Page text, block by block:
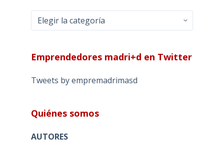
Categorías
Emprendedores madri+d en Twitter
Tweets by empremadrimasd
Quiénes somos
AUTORES